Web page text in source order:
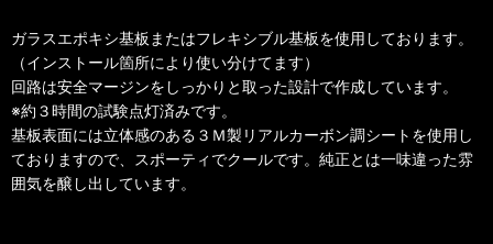
ガラスエポキシ基板またはフレキシブル基板を使用しております。
（インストール箇所により使い分けてます）
回路は安全マージンをしっかりと取った設計で作成しています。
※約３時間の試験点灯済みです。
基板表面には立体感のある３Ｍ製リアルカーボン調シートを使用し
ておりますので、スポーティでクールです。純正とは一味違った雰
囲気を醸し出しています。